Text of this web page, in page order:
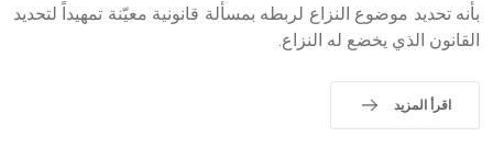
- هل تعلم أن أبجر Abgar اسم معروف جيداً يعود إلى عدد من
التاسع، وهم ينتسبون إلى أسرة أوسروين
بأنه تحديد موضوع النزاع لربطه بمسألة قانونية معيّنة تمهيداً لتحديد
القانون الذي يخضع له النزاع.
اقرأ المزيد